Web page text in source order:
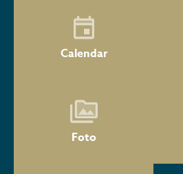
Calendar
Foto